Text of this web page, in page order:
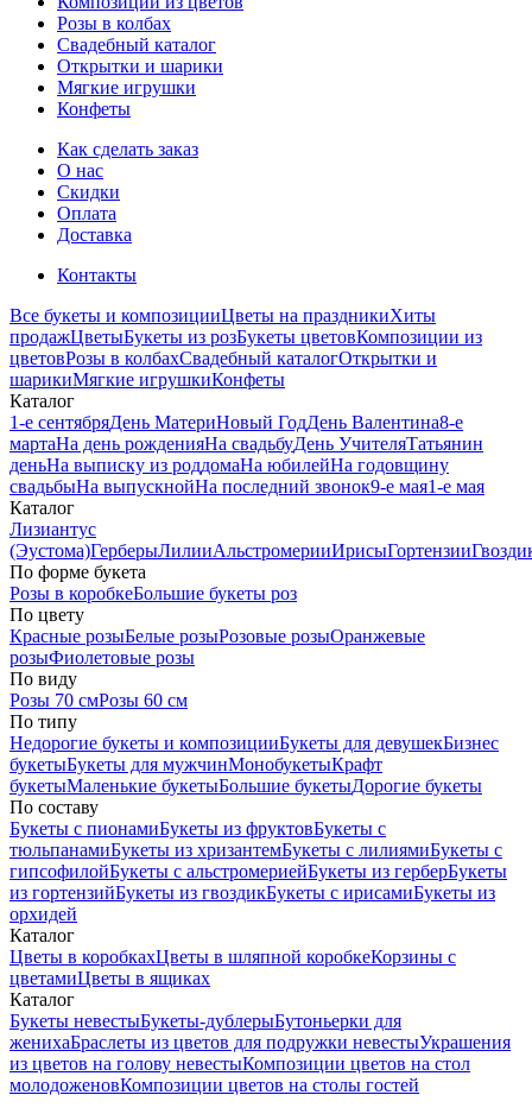
Розы в колбах
Свадебный каталог
Открытки и шарики
Мягкие игрушки
Конфеты
Как сделать заказ
О нас
Скидки
Оплата
Доставка
Контакты
Все букеты и композицииЦветы на праздникиХиты
продажЦветыБукеты из розБукеты цветовКомпозиции из
цветовРозы в колбахСвадебный каталогОткрытки и
шарикиМягкие игрушкиКонфеты
Каталог
1-е сентябряДень МатериНовый ГодДень Валентина8-е
мартаНа день рожденияНа свадьбуДень УчителяТатьянин
деньНа выписку из роддомаНа юбилейНа годовщину
свадьбыНа выпускнойНа последний звонок9-е мая1-е мая
Каталог
Лизиантус
(Эустома)ГерберыЛилииАльстромерииИрисыГортензии
По форме букета
Розы в коробкеБольшие букеты роз
По цвету
Красные розыБелые розыРозовые розыОранжевые
розыФиолетовые розы
По виду
Розы 70 смРозы 60 см
По типу
Недорогие букеты и композицииБукеты для девушекБизнес
букетыБукеты для мужчинМонобукетыКрафт
букетыМаленькие букетыБольшие букетыДорогие букеты
По составу
Букеты с пионамиБукеты из фруктовБукеты с
тюльпанамиБукеты из хризантемБукеты с лилиямиБукеты с
гипсофилойБукеты с альстромериейБукеты из герберБукеты
из гортензийБукеты из гвоздикБукеты с ирисамиБукеты из
орхидей
Каталог
Цветы в коробкахЦветы в шляпной коробкеКорзины с
цветамиЦветы в ящиках
Каталог
Букеты невестыБукеты-дублерыБутоньерки для
женихаБраслеты из цветов для подружки невестыУкрашения
из цветов на голову невестыКомпозиции цветов на стол
молодоженовКомпозиции цветов на столы гостей